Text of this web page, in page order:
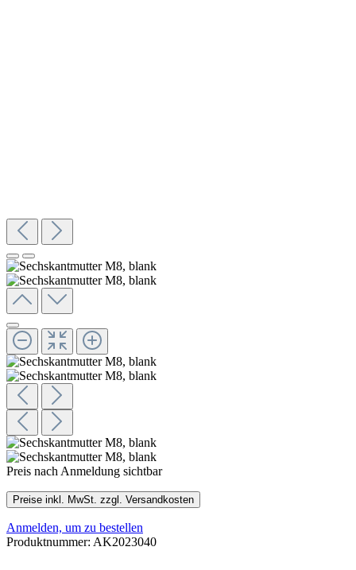
Preis nach Anmeldung sichtbar
Preise inkl. MwSt. zzgl. Versandkosten
Anmelden, um zu bestellen
Produktnummer: AK2023040